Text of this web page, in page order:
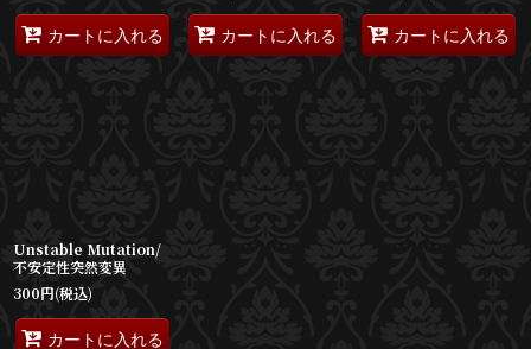
カートに入れる カートに入れる カートに入れる
Unstable Mutation/
不安定性突然変異
300円(税込)
カートに入れる